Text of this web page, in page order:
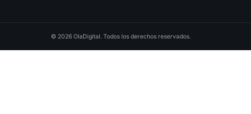
© 2026 OlaDigital. Todos los derechos reservados.